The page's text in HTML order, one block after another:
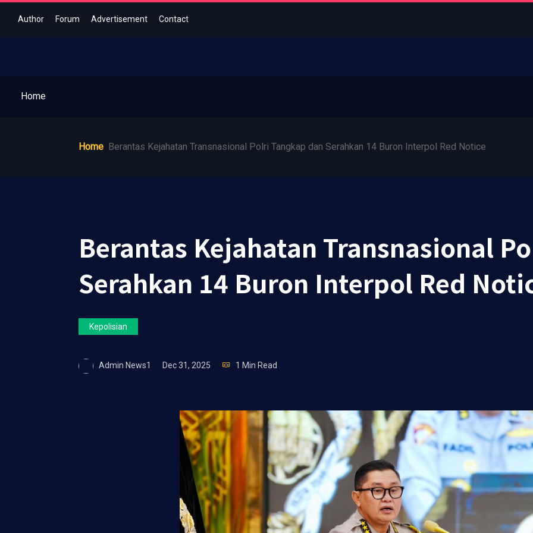
Author Forum Advertisement Contact
Home
Home Berantas Kejahatan Transnasional Polri Tangkap dan Serahkan 14 Buron Interpol Red Notice
Berantas Kejahatan Transnasional
Serahkan 14 Buron Interpol Red
Kepolisian
Admin News1 Dec 31, 2025 1 Min Read